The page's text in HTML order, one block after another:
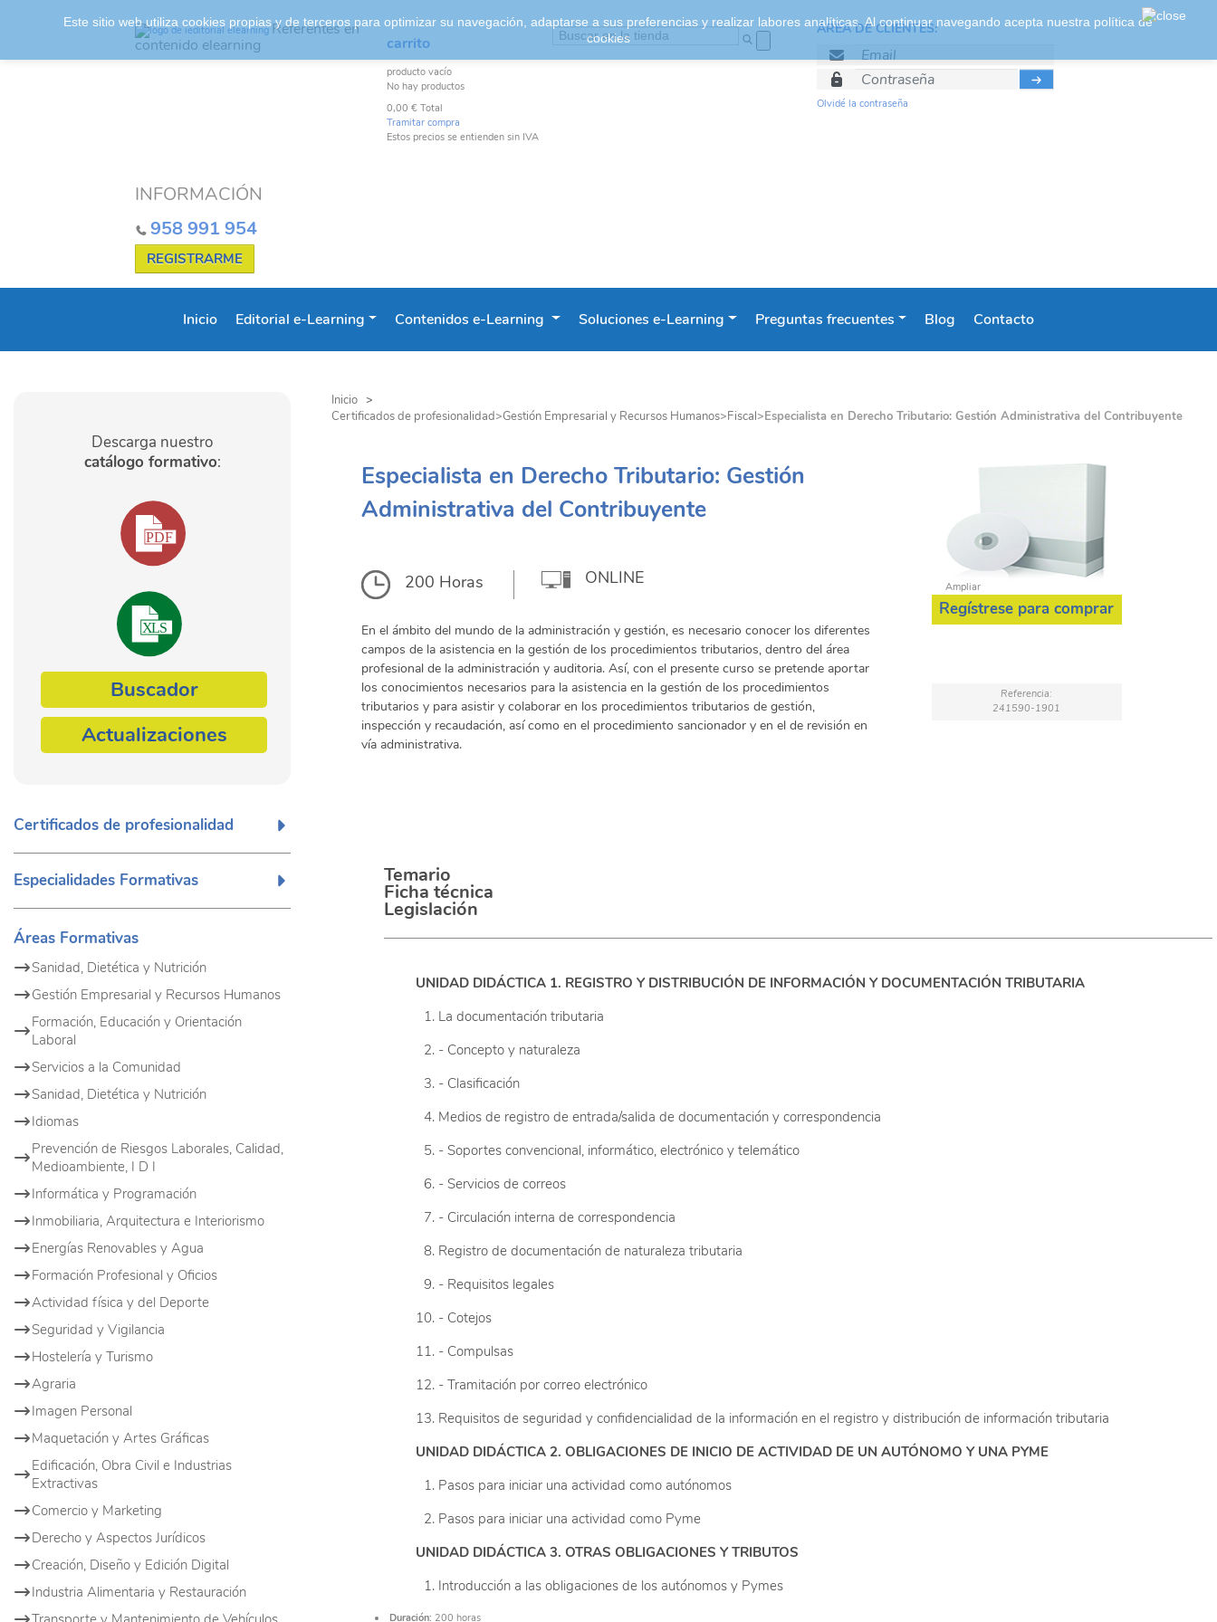
Referentes en
contenido elearning
carrito
producto vacío
No hay productos
0,00 € Total
Tramitar compra
Estos precios se entienden sin IVA
ÁREA DE CLIENTES:
Olvidé la contraseña
INFORMACIÓN
958 991 954
REGISTRARME
Inicio Editorial e-Learning Contenidos e-Learning Soluciones e-Learning Preguntas frecuentes Blog Contacto
Descarga nuestro
catálogo formativo:
Buscador
Actualizaciones
Certificados de profesionalidad
Especialidades Formativas
Áreas Formativas
Sanidad, Dietética y Nutrición
Gestión Empresarial y Recursos Humanos
Formación, Educación y Orientación
Laboral
Servicios a la Comunidad
Sanidad, Dietética y Nutrición
Idiomas
Prevención de Riesgos Laborales, Calidad,
Medioambiente, I D I
Informática y Programación
Inmobiliaria, Arquitectura e Interiorismo
Energías Renovables y Agua
Formación Profesional y Oficios
Actividad física y del Deporte
Seguridad y Vigilancia
Hostelería y Turismo
Agraria
Imagen Personal
Maquetación y Artes Gráficas
Edificación, Obra Civil e Industrias
Extractivas
Comercio y Marketing
Derecho y Aspectos Jurídicos
Creación, Diseño y Edición Digital
Industria Alimentaria y Restauración
Inicio >
Certificados de profesionalidad>Gestión Empresarial y Recursos Humanos>Fiscal>Especialista en Derecho Tributario: Gestión Administrativa del Contribuyente
Especialista en Derecho Tributario: Gestión
Administrativa del Contribuyente
200 Horas ONLINE
En el ámbito del mundo de la administración y gestión, es necesario conocer los diferentes
campos de la asistencia en la gestión de los procedimientos tributarios, dentro del área
profesional de la administración y auditoria. Así, con el presente curso se pretende aportar
los conocimientos necesarios para la asistencia en la gestión de los procedimientos
tributarios y para asistir y colaborar en los procedimientos tributarios de gestión,
inspección y recaudación, así como en el procedimiento sancionador y en el de revisión en
vía administrativa.
Ampliar
Regístrese para comprar
Referencia:
241590-1901
Temario
Ficha técnica
Legislación
UNIDAD DIDÁCTICA 1. REGISTRO Y DISTRIBUCIÓN DE INFORMACIÓN Y DOCUMENTACIÓN TRIBUTARIA
La documentación tributaria
- Concepto y naturaleza
- Clasificación
Medios de registro de entrada/salida de documentación y correspondencia
- Soportes convencional, informático, electrónico y telemático
- Servicios de correos
- Circulación interna de correspondencia
Registro de documentación de naturaleza tributaria
- Requisitos legales
- Cotejos
- Compulsas
- Tramitación por correo electrónico
Requisitos de seguridad y confidencialidad de la información en el registro y distribución de información tributaria
UNIDAD DIDÁCTICA 2. OBLIGACIONES DE INICIO DE ACTIVIDAD DE UN AUTÓNOMO Y UNA PYME
Pasos para iniciar una actividad como autónomos
Pasos para iniciar una actividad como Pyme
UNIDAD DIDÁCTICA 3. OTRAS OBLIGACIONES Y TRIBUTOS
Introducción a las obligaciones de los autónomos y Pymes
Duración: 200 horas
Este sitio web utiliza cookies propias y de terceros para optimizar su navegación, adaptarse a sus preferencias y realizar labores analíticas. Al continuar navegando acepta nuestra política de
cookies